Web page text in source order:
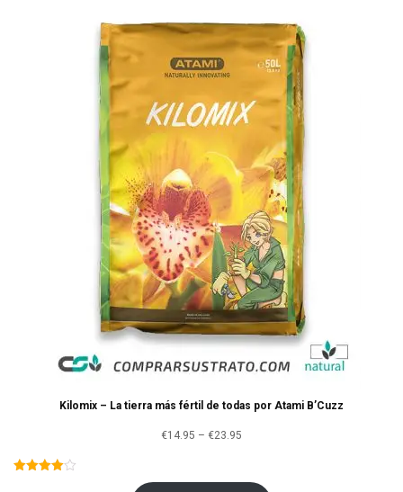
Kilomix – La tierra más fértil de todas por Atami B’Cuzz
€14.95 – €23.95
precios: